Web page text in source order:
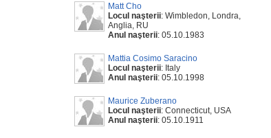
Matt Cho
Locul naşterii: Wimbledon, Londra,
Anglia, RU
Anul naşterii: 05.10.1983
Mattia Cosimo Saracino
Locul naşterii: Italy
Anul naşterii: 05.10.1998
Maurice Zuberano
Locul naşterii: Connecticut, USA
Anul naşterii: 05.10.1911